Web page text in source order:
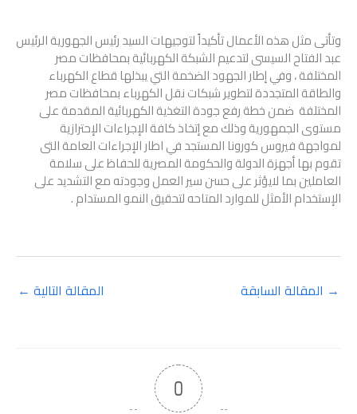
وتأتى مثل هذه الأعمال تأكيداً لتوجيهات السيد رئيس الجهورية الرئيس
عبد الفتاح السيسى لتدعيم الشبكة الكهربائية بمحافظات مصر
المختلفة ، وفي إطار الجهود الضخمة التي يبذلها قطاع الكهرباء
والطاقة المتجددة لتطوير شبكات نقل الكهرباء بمحافظات مصر
المختلفة ضمن خطة رفع جودة التغذية الكهربائية المقدمة على
مستوى الجمهورية وذلك مع إتخاذ كافة الإجراءات الإحترازية
لمواجهة فيروس كورونا المستجد في اطار الإجراءات العامة التى
تقوم بها أجهزة الدولة والحكومة المصرية للحفاظ على سلامة
العاملين بما لايؤثر على حسن سير العمل وجودته مع التشديد على
الإستخدام الأمثل للموارد المتاحه لتحقيق النمو المستدام .
→ المقالة السابقة المقالة التالية ←
0